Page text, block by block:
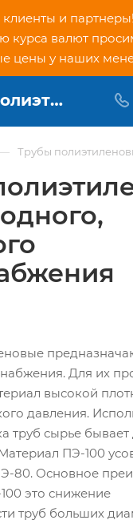
и
курса валют
цены у наших
Трубы полиэтиленовые для холодного, питьевого водоснабжения
Трубы
Для их
высокой
давления.
труб сырье
ПЭ-100
80. Основное
это снижение
труб больших